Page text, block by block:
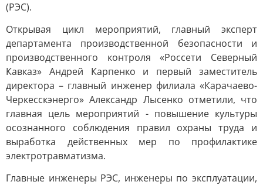
(РЭС).
Открывая цикл мероприятий, главный эксперт
департамента производственной безопасности и
производственного контроля «Россети Северный
Кавказ» Андрей Карпенко и первый заместитель
директора – главный инженер филиала «Карачаево-
Черкесскэнерго» Александр Лысенко отметили, что
главная цель мероприятий - повышение культуры
осознанного соблюдения правил охраны труда и
выработка действенных мер по профилактике
электротравматизма.
Главные инженеры РЭС, инженеры по эксплуатации,